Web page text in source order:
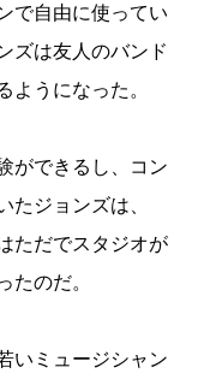
で自由に使ってい
ズは友人のバンド
ようになった。
ができるし、コン
たジョンズは、
ただでスタジオが
たのだ。
いミュージシャン